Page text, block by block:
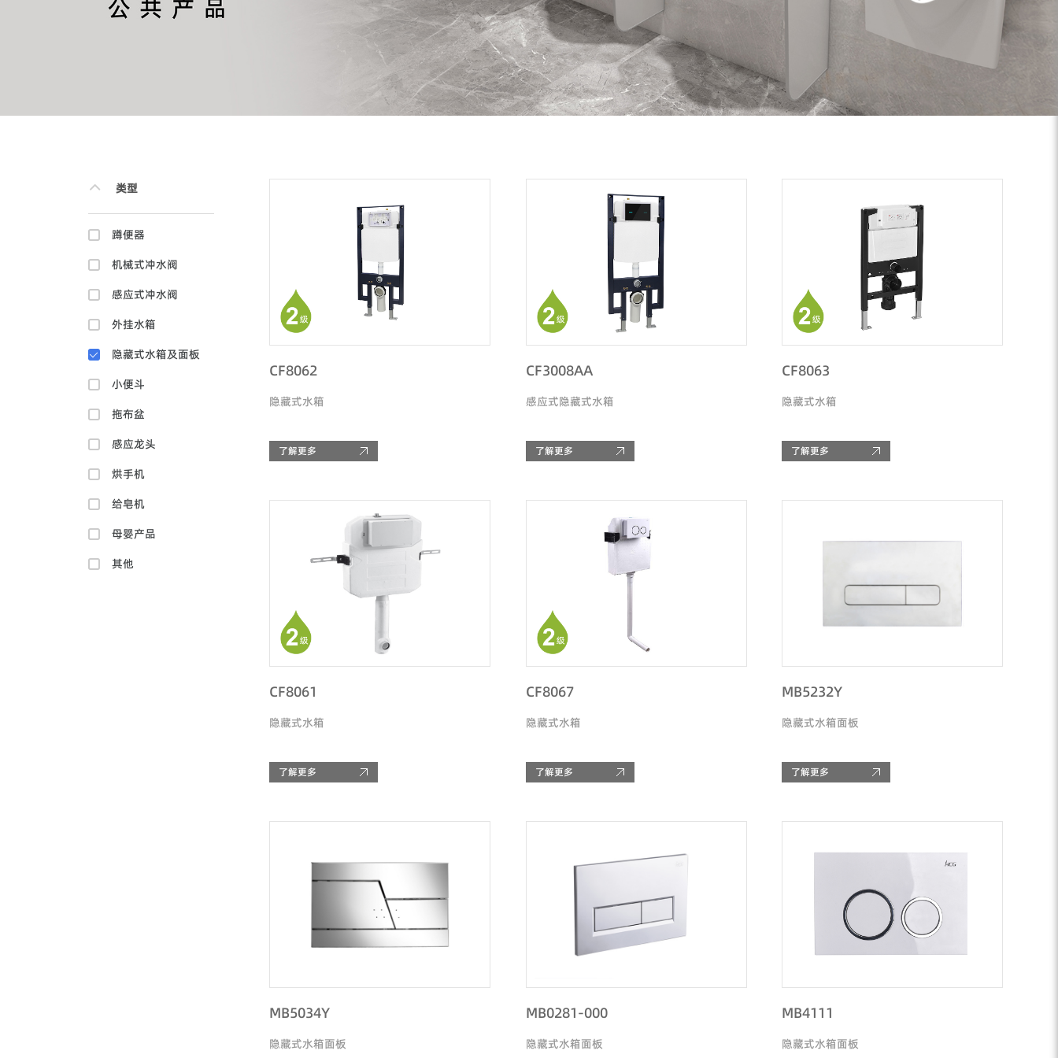
类型
蹲便器
机械式冲水阀
感应式冲水阀
外挂水箱
隐藏式水箱及面板
小便斗
拖布盆
感应龙头
烘手机
给皂机
母婴产品
其他
CF8062
隐藏式水箱
了解更多
CF3008AA
感应式隐藏式水箱
了解更多
CF8063
隐藏式水箱
了解更多
CF8061
隐藏式水箱
了解更多
CF8067
隐藏式水箱
了解更多
MB5232Y
隐藏式水箱面板
了解更多
MB5034Y
隐藏式水箱面板
MB0281-000
隐藏式水箱面板
MB4111
隐藏式水箱面板